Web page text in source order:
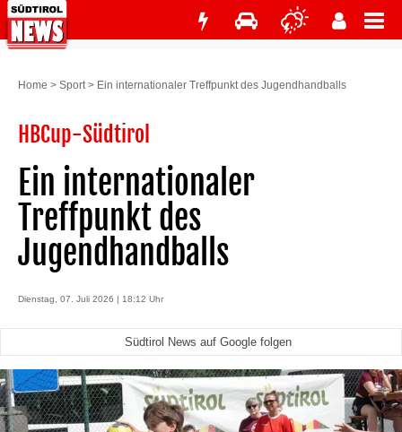
Home > Sport> Ein internationaler Treffpunkt des Jugendhandballs
HBCup-Südtirol
Ein internationaler
Treffpunkt des
Jugendhandballs
Dienstag, 07. Juli 2026 | 18:12 Uhr
Südtirol News auf Google folgen